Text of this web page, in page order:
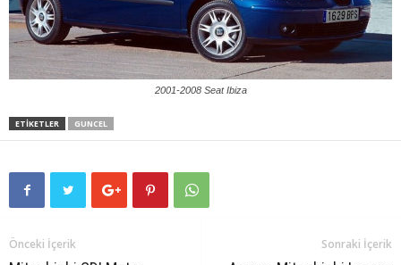
2001-2008 Seat Ibiza
ETIKETLER GUNCEL
Önceki İçerik Sonraki İçerik